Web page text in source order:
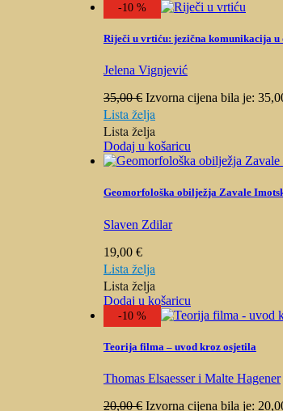
-10 %
Riječi u vrtiću: jezična komunikacija
Jelena Vignjević
35,00€ Izvorna cijena bila je:
Lista želja
Lista želja
Dodaj u košaricu
Geomorfološka obilježja Zavale
Slaven Zdilar
19,00 €
Lista želja
Lista želja
Dodaj u košaricu
-10 %
Teorija filma – uvod kroz osjetila
Thomas Elsaesser i Malte Hagener
20,00€ Izvorna cijena bila je: